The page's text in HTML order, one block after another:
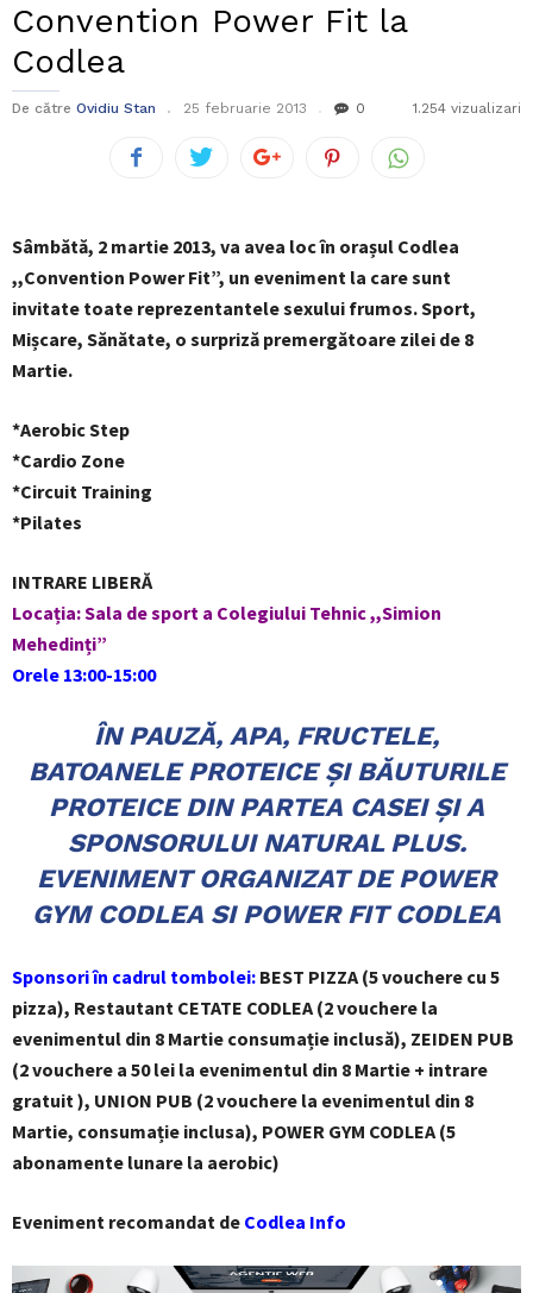
Convention Power Fit la
Codlea
De către Ovidiu Stan 25 februarie 2013 0 1.254 vizualizari
Sâmbătă, 2 martie 2013, va avea loc în orașul Codlea
,,Convention Power Fit”, un eveniment la care sunt
invitate toate reprezentantele sexului frumos. Sport,
Mișcare, Sănătate, o surpriză premergătoare zilei de 8
Martie.
*Aerobic Step
*Cardio Zone
*Circuit Training
*Pilates
INTRARE LIBERĂ
Locația: Sala de sport a Colegiului Tehnic ,,Simion
Mehedinți”
Orele 13:00-15:00
ÎN PAUZĂ, APA, FRUCTELE,
BATOANELE PROTEICE ȘI BĂUTURILE
PROTEICE DIN PARTEA CASEI ȘI A
SPONSORULUI NATURAL PLUS.
EVENIMENT ORGANIZAT DE POWER
GYM CODLEA SI POWER FIT CODLEA
Sponsori în cadrul tombolei: BEST PIZZA (5 vouchere cu 5
pizza), Restautant CETATE CODLEA (2 vouchere la
evenimentul din 8 Martie consumație inclusă), ZEIDEN PUB
(2 vouchere a 50 lei la evenimentul din 8 Martie + intrare
gratuit ), UNION PUB (2 vouchere la evenimentul din 8
Martie, consumație inclusa), POWER GYM CODLEA (5
abonamente lunare la aerobic)
Eveniment recomandat de Codlea Info